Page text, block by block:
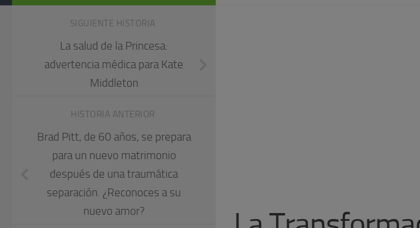
SIGUIENTE HISTORIA
La salud de la Princesa:
advertencia médica para Kate
Middleton
HISTORIA ANTERIOR
Brad Pitt, de 60 años, se prepara
para un nuevo matrimonio
después de una traumática
separación. ¿Reconoces a su
nuevo amor?